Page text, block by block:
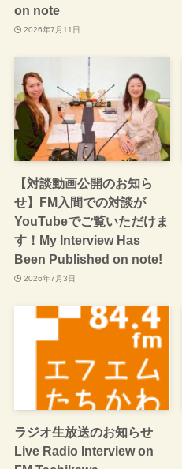
on note
2026年7月11日
【対談動画公開のお知ら
せ】FM入間での対談が
YouTubeでご覧いただけま
す！My Interview Has
Been Published on note!
2026年7月3日
ラジオ生放送のお知らせ
Live Radio Interview on